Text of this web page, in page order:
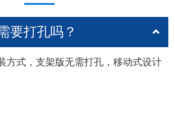
要打孔吗？​
方式，支架版无需打孔，移动式设计